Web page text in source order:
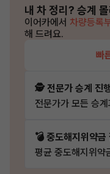
내 차 정리? 승계
이어카에서 차량등록
해 드려요.
빠
🕵️ 전문가 승계 진
전문가가 모든 승
💣 중도해지위약금
평균 중도해지위약